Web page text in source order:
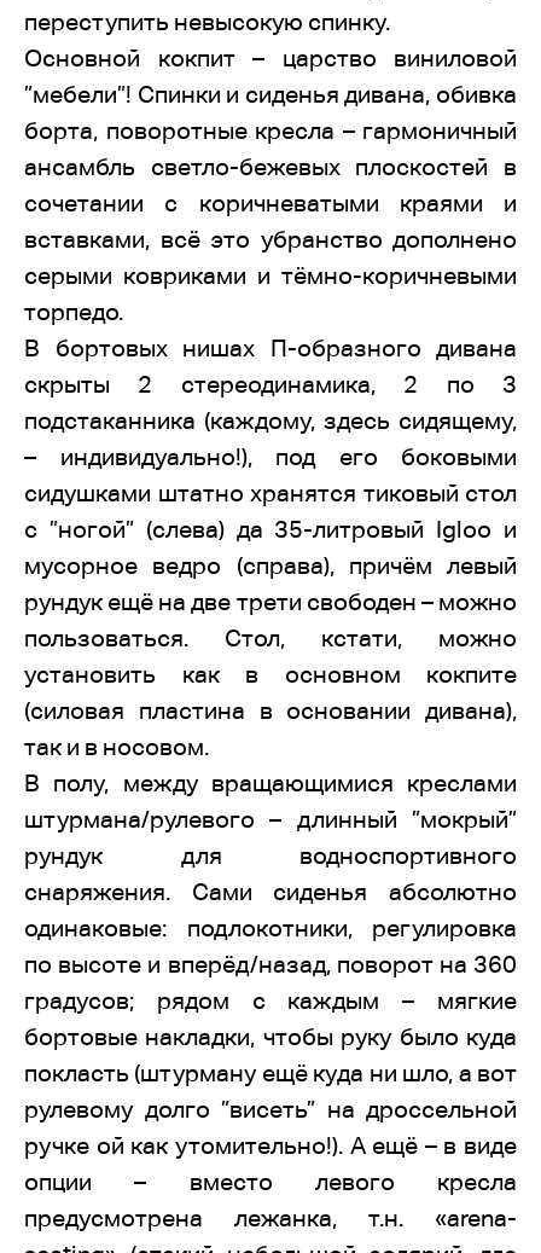
переступить невысокую спинку.
Основной кокпит – царство виниловой
”мебели”! Спинки и сиденья дивана, обивка
борта, поворотные кресла – гармоничный
ансамбль светло-бежевых плоскостей в
сочетании с коричневатыми краями и
вставками, всё это убранство дополнено
серыми ковриками и тёмно-коричневыми
торпедо.
В бортовых нишах П-образного дивана
скрыты 2 стереодинамика, 2 по 3
подстаканника (каждому, здесь сидящему,
– индивидуально!), под его боковыми
сидушками штатно хранятся тиковый стол
с ”ногой” (слева) да 35-литровый Igloo и
мусорное ведро (справа), причём левый
рундук ещё на две трети свободен – можно
пользоваться. Стол, кстати, можно
установить как в основном кокпите
(силовая пластина в основании дивана),
так и в носовом.
В полу, между вращающимися креслами
штурмана/рулевого – длинный ”мокрый”
рундук для водноспортивного
снаряжения. Сами сиденья абсолютно
одинаковые: подлокотники, регулировка
по высоте и вперёд/назад, поворот на 360
градусов; рядом с каждым – мягкие
бортовые накладки, чтобы руку было куда
покласть (штурману ещё куда ни шло, а вот
рулевому долго ”висеть” на дроссельной
ручке ой как утомительно!). А ещё – в виде
опции – вместо левого кресла
предусмотрена лежанка, т.н. «arena-